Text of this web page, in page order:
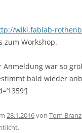
wiki.fablab-
zum Workshop.
Anmeldung war so
bald wieder
28.1.2016von Tom Branz